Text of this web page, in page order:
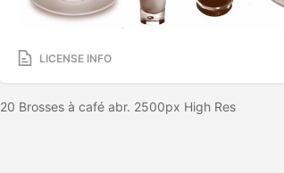
LICENSE INFO
20 Brosses à café abr. 2500px High Res